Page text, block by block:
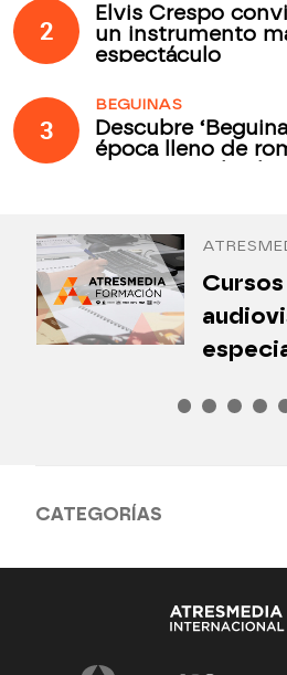
2
Elvis Crespo
un instrumento
espectáculo
3
BEGUINAS
Descubre
época lleno de
CATEGORÍAS
Antena 3 Noticias El
Tu cara me suena